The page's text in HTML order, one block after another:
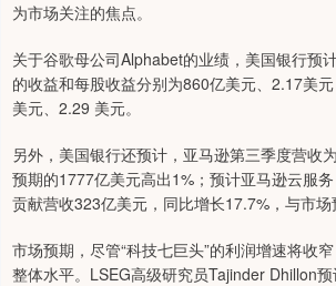
为市场关注的焦点。
关于谷歌母公司Alphabet的业绩，美国银行预
的收益和每股收益分别为860亿美元、2.17美
美元、2.29 美元。
另外，美国银行还预计，亚马逊第三季度营收
预期的1777亿美元高出1%；预计亚马逊云服
贡献营收323亿美元，同比增长17.7%，与市场
市场预期，尽管“科技七巨头”的利润增速将收
整体水平。LSEG高级研究员Tajinder Dhillon预